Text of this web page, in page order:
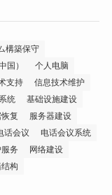
構築保守
国）
个人电脑
支持
信息技术维护
统
基础设施建设
复
服务器建设
话会议
电话会议系统
务
网络建设
构